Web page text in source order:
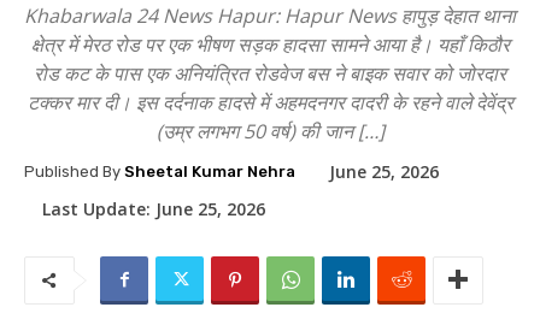
Khabarwala 24 News Hapur: Hapur News हापुड़ देहात थाना
क्षेत्र में मेरठ रोड पर एक भीषण सड़क हादसा सामने आया है। यहाँ किठौर
रोड कट के पास एक अनियंत्रित रोडवेज बस ने बाइक सवार को जोरदार
टक्कर मार दी। इस दर्दनाक हादसे में अहमदनगर दादरी के रहने वाले देवेंद्र
(उम्र लगभग 50 वर्ष) की जान […]
Published By Sheetal Kumar Nehra
June 25, 2026
Last Update: June 25, 2026